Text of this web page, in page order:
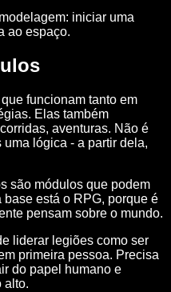
iniciar uma
ao espaço.
funcionam tanto em
Elas também
aventuras. Não é
lógica - a partir dela,
são módulos que podem
está o RPG, porque é
pensam sobre o mundo.
liderar legiões como ser
primeira pessoa. Precisa
do papel humano e
alto.